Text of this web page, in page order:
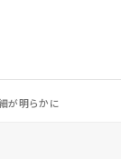
が明らかに